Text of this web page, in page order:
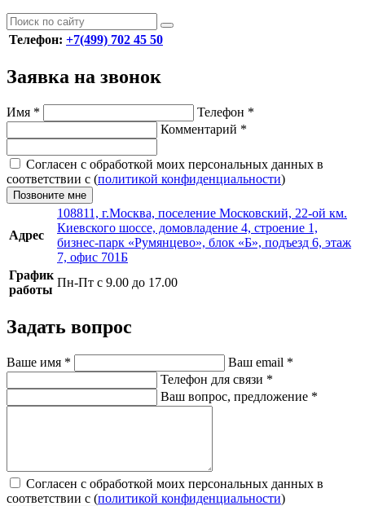
Телефон: +7(499) 702 45 50
Заявка на звонок
Имя * Телефон *
Комментарий *
Согласен с обработкой моих персональных данных в
соответствии с (политикой конфиденциальности)
Позвоните мне
Адрес
108811, г.Москва, поселение Московский, 22-ой км.
Киевского шоссе, домовладение 4, строение 1,
бизнес-парк «Румянцево», блок «Б», подъезд 6, этаж
7, офис 701Б
График
работы
Пн-Пт с 9.00 до 17.00
Задать вопрос
Ваше имя * Ваш email *
Телефон для связи *
Ваш вопрос, предложение *
Согласен с обработкой моих персональных данных в
соответствии с (политикой конфиденциальности)